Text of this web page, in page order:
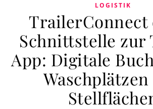
LOGISTIK
TrailerConnect
Schnittstelle zur
App: Digitale